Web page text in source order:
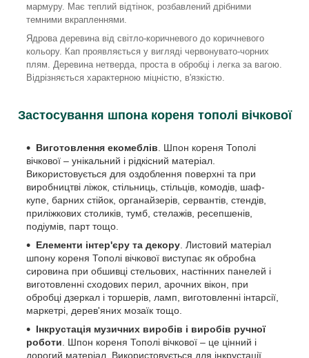
мармуру. Має теплий відтінок, розбавлений дрібними
темними вкрапленнями.
Ядрова деревина від світло-коричневого до коричневого
кольору. Кап проявляється у вигляді червонувато-чорних
плям. Деревина нетверда, проста в обробці і легка за вагою.
Відрізняється характерною міцністю, в'язкістю.
Застосування шпона кореня тополі вічкової
Виготовлення екомеблів . Шпон кореня Тополі
вічкової – унікальний і рідкісний матеріал.
Використовується для оздоблення поверхні та при
виробництві ліжок, стільниць, стільців, комодів, шаф-
купе, барних стійок, органайзерів, сервантів, стендів,
приліжкових столиків, тумб, стелажів, ресепшенів,
подіумів, парт тощо.
Елементи інтер'єру та декору . Листовий матеріал
шпону кореня Тополі вічкової виступає як обробна
сировина при обшивці стельових, настінних панелей і
виготовленні сходових перил, арочних вікон, при
обробці дзеркал і торшерів, ламп, виготовленні інтарсії,
маркетрі, дерев'яних мозаїк тощо.
Інкрустація музичних виробів і виробів ручної
роботи . Шпон кореня Тополі вічкової – це цінний і
дорогий матеріал. Використовується для інкрустації